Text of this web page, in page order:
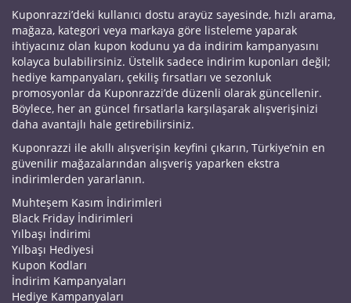
Kuponrazzi’deki kullanıcı dostu arayüz sayesinde, hızlı arama,
mağaza, kategori veya markaya göre listeleme yaparak
ihtiyacınız olan kupon kodunu ya da indirim kampanyasını
kolayca bulabilirsiniz. Üstelik sadece indirim kuponları değil;
hediye kampanyaları, çekiliş fırsatları ve sezonluk
promosyonlar da Kuponrazzi’de düzenli olarak güncellenir.
Böylece, her an güncel fırsatlarla karşılaşarak alışverişinizi
daha avantajlı hale getirebilirsiniz.
Kuponrazzi ile akıllı alışverişin keyfini çıkarın, Türkiye’nin en
güvenilir mağazalarından alışveriş yaparken ekstra
indirimlerden yararlanın.
Muhteşem Kasım İndirimleri
Black Friday İndirimleri
Yılbaşı İndirimi
Yılbaşı Hediyesi
Kupon Kodları
İndirim Kampanyaları
Hediye Kampanyaları